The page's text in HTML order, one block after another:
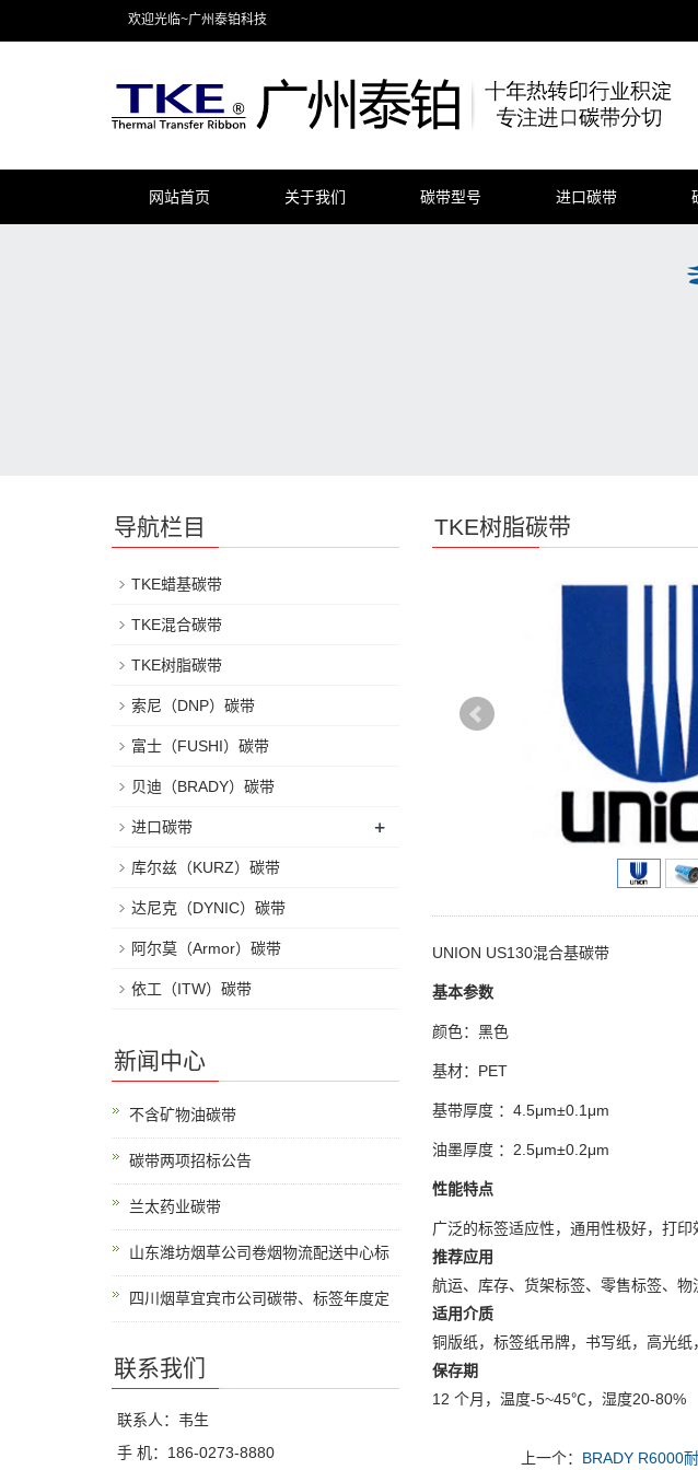
欢迎光临~广州泰铂科技
网站首页 关于我们 碳带型号 进口碳带
TKE树脂碳带
UNION US130混合基碳带
基本参数
颜色：黑色
基材：PET
基带厚度 ：4.5μm±0.1μm
油墨厚度 ：2.5μm±0.2μm
性能特点
广泛的标签适应性，通用性极好，打印
推荐应用
航运、库存、货架标签、零售标签、物
适用介质
铜版纸，标签纸吊牌，书写纸，高光纸
保存期
12 个月，温度-5~45℃，湿度20-80%
上一个： BRADY R6000
导航栏目
TKE蜡基碳带
TKE混合碳带
TKE树脂碳带
索尼（DNP）碳带
富士（FUSHI）碳带
贝迪（BRADY）碳带
进口碳带 +
库尔兹（KURZ）碳带
达尼克（DYNIC）碳带
阿尔莫（Armor）碳带
依工（ITW）碳带
新闻中心
不含矿物油碳带
碳带两项招标公告
兰太药业碳带
山东潍坊烟草公司卷烟物流配送中心标
四川烟草宜宾市公司碳带、标签年度定
联系我们
联系人：韦生
手 机：186-0273-8880